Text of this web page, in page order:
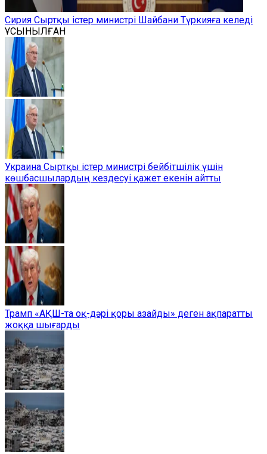
Сирия Сыртқы істер министрі Шайбани Түркияға келеді
ҰСЫНЫЛҒАН
Украина Сыртқы істер министрі бейбітшілік үшін
көшбасшылардың кездесуі қажет екенін айтты
Трамп «АҚШ-та оқ-дәрі қоры азайды» деген ақпаратты
жоққа шығарды